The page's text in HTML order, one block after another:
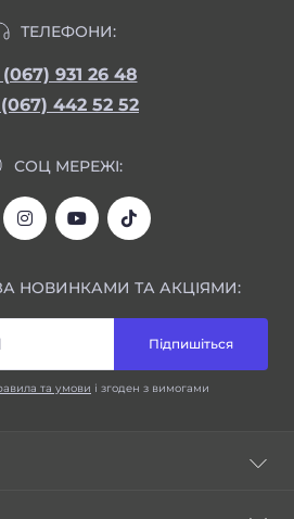
ТЕЛЕФОНИ:
931 26 48
442 52 52
СОЦ МЕРЕЖІ:
НОВИНКАМИ ТА АКЦІЯМИ:
Підпишіться
та умови і згоден з вимогами